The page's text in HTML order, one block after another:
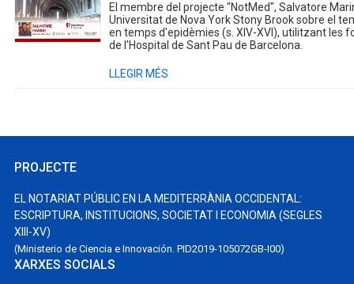
El membre del projecte "NotMed", Salvatore
Universitat de Nova York Stony Brook sobre el
en temps d'epidèmies (s. XIV-XVI), utilitzant les
de l'Hospital de Sant Pau de Barcelona.
LLEGIR MÉS
PROJECTE
EL NOTARIAT PÚBLIC EN LA MEDITERRÀNIA OCCIDENTAL:
ESCRIPTURA, INSTITUCIONS, SOCIETAT I ECONOMIA (SEGLES
XIII-XV)
(Ministerio de Ciencia e Innovación. PID2019-105072GB-I00)
XARXES SOCIALS